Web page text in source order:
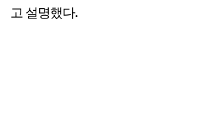
고 설명했다.